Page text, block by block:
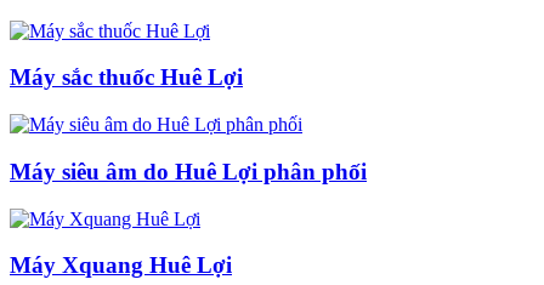
Máy sắc thuốc Huê Lợi
Máy siêu âm do Huê Lợi phân phối
Máy Xquang Huê Lợi